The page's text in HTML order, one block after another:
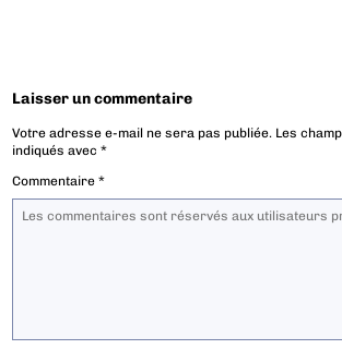
Laisser un commentaire
Votre adresse e-mail ne sera pas publiée. Les
indiqués avec*
Commentaire*